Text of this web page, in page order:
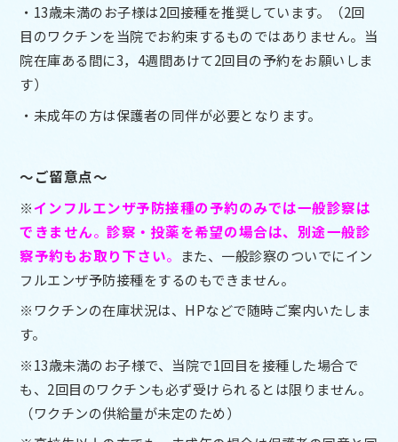
・13歳未満のお子様は2回接種を推奨しています。（2回
目のワクチンを当院でお約束するものではありません。当
院在庫ある間に3，4週間あけて2回目の予約をお願いしま
す）
・未成年の方は保護者の同伴が必要となります。
～ご留意点～
※インフルエンザ予防接種の予約のみでは一般診察は
できません。診察・投薬を希望の場合は、別途一般診
察予約もお取り下さい。 また、一般診察のついでにイン
フルエンザ予防接種をするのもできません。
※ワクチンの在庫状況は、HPなどで随時ご案内いたしま
す。
※13歳未満のお子様で、当院で1回目を接種した場合で
も、2回目のワクチンも必ず受けられるとは限りません。
（ワクチンの供給量が未定のため）